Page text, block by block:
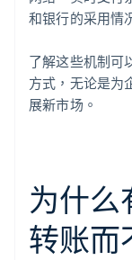
和银行的采用情
了解这些机制可
方式，无论是为
展新市场。
为什么
转账而